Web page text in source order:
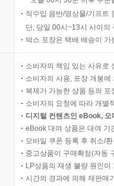
직수입 음반/영상물/기프트
단, 당일 00시~13시 사이의
박스 포장은 택배 배송이
소비자의 책임 있는 사유로
소비자의 사용, 포장 개봉
복제가 가능한 상품 등의
소비자의 요청에 따라 개별
디지털 컨텐츠인 eBook,
eBook 대여 상품은 대여 기
모바일 쿠폰 등록 후 취소/
중고상품이 구매확정(자동
LP상품의 재생 불량 원인
시간의 경과에 의해 재판매